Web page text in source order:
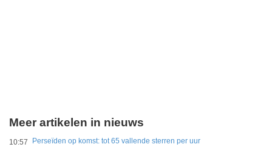
Meer artikelen in nieuws
10:57 Perseïden op komst: tot 65 vallende sterren per uur